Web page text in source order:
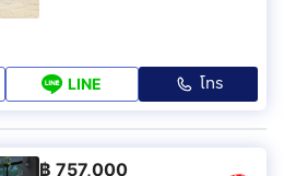
LINE โทร
฿ 757,000